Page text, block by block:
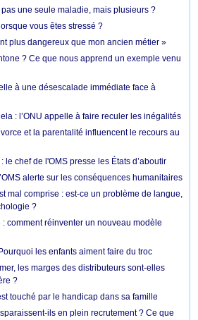
une seule maladie, mais plusieurs ?
vous êtes stressé ?
plus dangereux que mon ancien métier »
? Ce que nous apprend un exemple venu
à une désescalade immédiate face à
: l’ONU appelle à faire reculer les inégalités
et la parentalité influencent le recours au
le chef de l'OMS presse les États d’aboutir
alerte sur les conséquences humanitaires
mal comprise : est-ce un problème de langue,
?
: comment réinventer un nouveau modèle
les enfants aiment faire du troc
les marges des distributeurs sont-elles
?
touché par le handicap dans sa famille
ils en plein recrutement ? Ce que